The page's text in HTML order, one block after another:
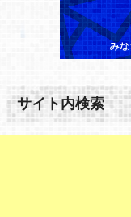
サイト内検索